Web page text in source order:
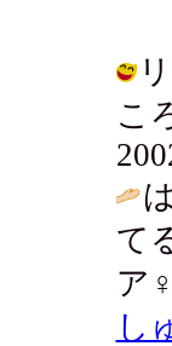
こ
て
ア
し